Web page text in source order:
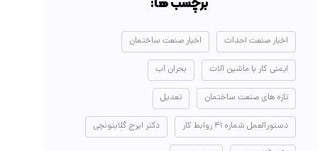
اخبار صنعت احداث اخبار صنعت ساختمان
ایمنی کار با ماشین آلات بحران آب
تازه های صنعت ساختمان تعدیل
دستورالعمل شماره ۴۱ روابط کار دکتر ایرج گلابتونچی